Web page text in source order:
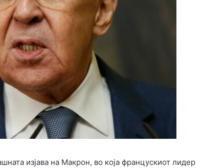
изјава на Макрон, во која францускиот лидер